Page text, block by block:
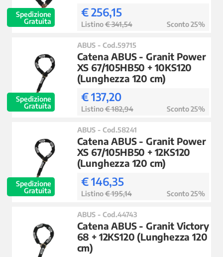
Spedizione
Gratuita
€ 256,15
Listino€ 341,54 Sconto 25%
Spedizione
Gratuita
ABUS - Cod.59715
Catena ABUS - Granit Power
XS 67/105HB50 + 10KS120
(Lunghezza 120 cm)
€ 137,20
Listino€ 182,94 Sconto 25%
Spedizione
Gratuita
ABUS - Cod.58241
Catena ABUS - Granit Power
XS 67/105HB50 + 12KS120
(Lunghezza 120 cm)
€ 146,35
Listino€ 195,14 Sconto 25%
ABUS - Cod.44743
Catena ABUS - Granit Victory
68 + 12KS120 (Lunghezza 120
cm)